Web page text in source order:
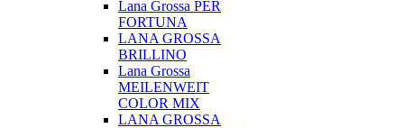
Lana Grossa PER
FORTUNA
LANA GROSSA
BRILLINO
Lana Grossa
MEILENWEIT
COLOR MIX
LANA GROSSA